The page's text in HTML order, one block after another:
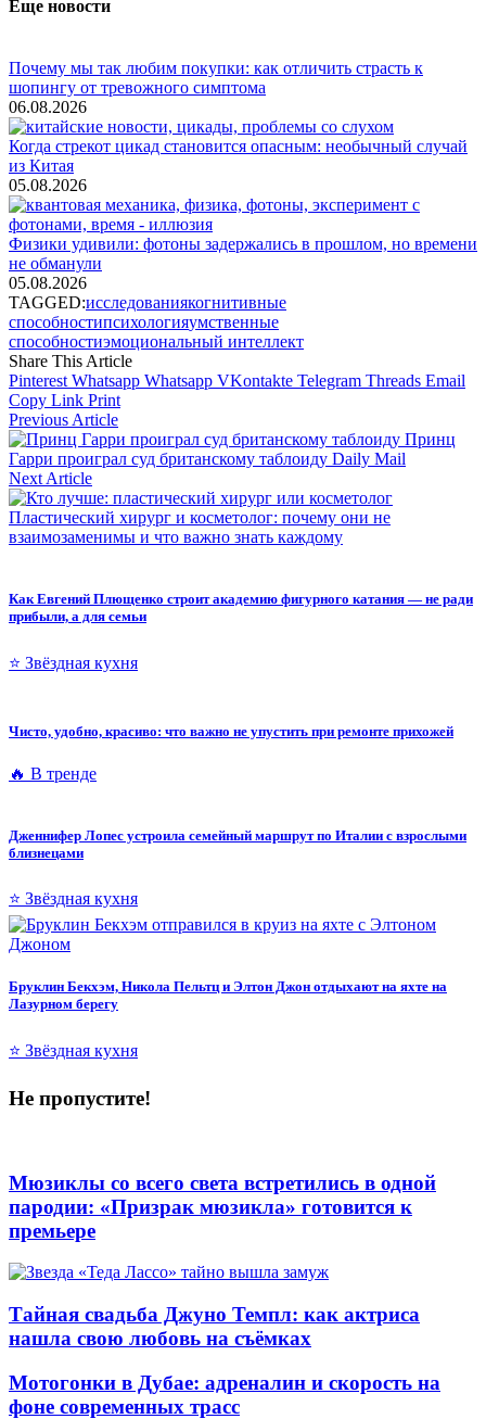
Еще новости
Почему мы так любим покупки: как отличить страсть к
шопингу от тревожного симптома
06.08.2026
Когда стрекот цикад становится опасным: необычный случай
из Китая
05.08.2026
Физики удивили: фотоны задержались в прошлом, но времени
не обманули
05.08.2026
TAGGED:исследованиякогнитивные
способностипсихологияумственные
способностиэмоциональный интеллект
Share This Article
Pinterest Whatsapp Whatsapp VKontakte Telegram Threads Email
Copy Link Print
Previous Article
Принц
Гарри проиграл суд британскому таблоиду Daily Mail
Next Article
Пластический хирург и косметолог: почему они не
взаимозаменимы и что важно знать каждому
Как Евгений Плющенко строит академию фигурного катания — не ради
прибыли, а для семьи
⭐ Звёздная кухня
Чисто, удобно, красиво: что важно не упустить при ремонте прихожей
🔥 В тренде
Дженнифер Лопес устроила семейный маршрут по Италии с взрослыми
близнецами
⭐ Звёздная кухня
Бруклин Бекхэм, Никола Пельтц и Элтон Джон отдыхают на яхте на
Лазурном берегу
⭐ Звёздная кухня
Не пропустите!
Мюзиклы со всего света встретились в одной
пародии: «Призрак мюзикла» готовится к
премьере
Тайная свадьба Джуно Темпл: как актриса
нашла свою любовь на съёмках
Мотогонки в Дубае: адреналин и скорость на
фоне современных трасс